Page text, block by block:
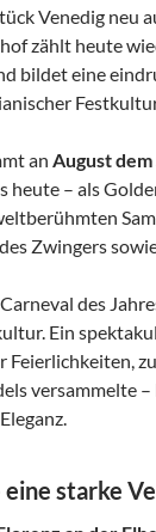
Venedig neu
zählt heute
bildet eine
an August
heute – als
Zwingers
des
Ein
versammelte
eine starke